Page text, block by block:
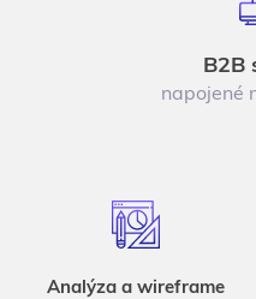
B2B
napojené
Analýza a wireframe